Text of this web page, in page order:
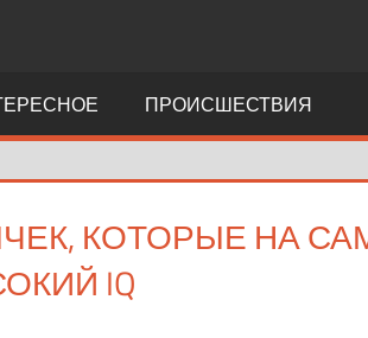
ПРОИСШЕСТВИЯ
КОТОРЫЕ НА
IQ